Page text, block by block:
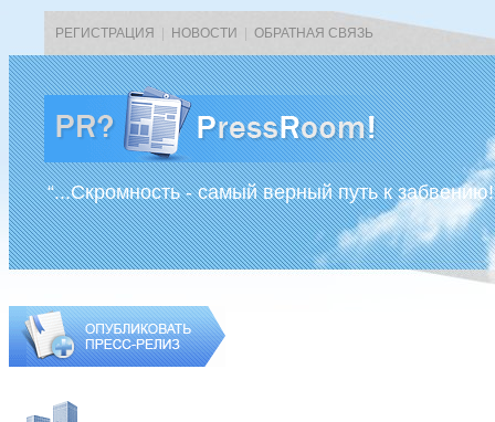
РЕГИСТРАЦИЯ НОВОСТИ ОБРАТНАЯ СВЯЗЬ
“...Скромность - самый верный путь к